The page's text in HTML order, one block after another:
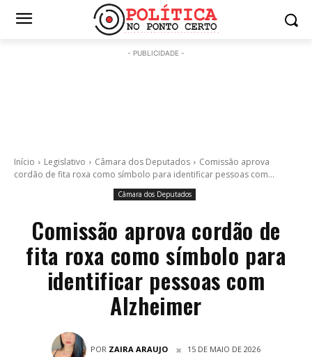
- PUBLICIDADE -
Início Legislativo Câmara dos Deputados
Comissão aprova
cordão de fita roxa como símbolo para identificar pessoas com...
Câmara dos Deputados
Comissão aprova cordão de
fita roxa como símbolo para
identificar pessoas com
Alzheimer
POR ZAIRA ARAUJO 15 DE MAIO DE 2026